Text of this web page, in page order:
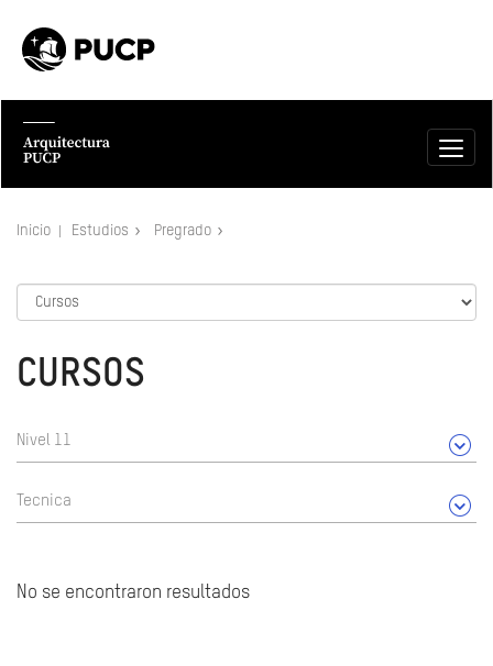
Inicio Estudios Pregrado
CURSOS
Nivel 11
Tecnica
No se encontraron resultados